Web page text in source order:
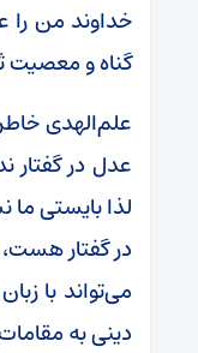
خداوند من
گناه و
علم‌الهدی
عدل در گفتار
لذا بایستی
در گفتار
می‌تواند با
دینی به